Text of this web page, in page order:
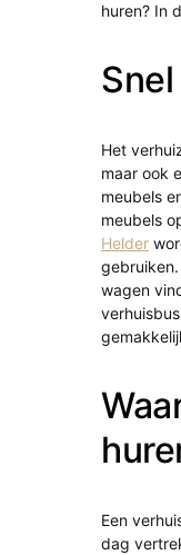
huren? In
Het
maar ook
meubels
meubels
Helder
wagen
Een
dag